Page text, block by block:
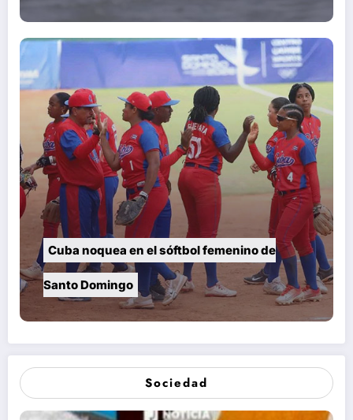
Cuba noquea en el sóftbol femenino de
Santo Domingo
Sociedad